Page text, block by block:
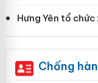
Hưng Yên tổ
Chống